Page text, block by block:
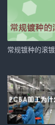
常规镀种的滚